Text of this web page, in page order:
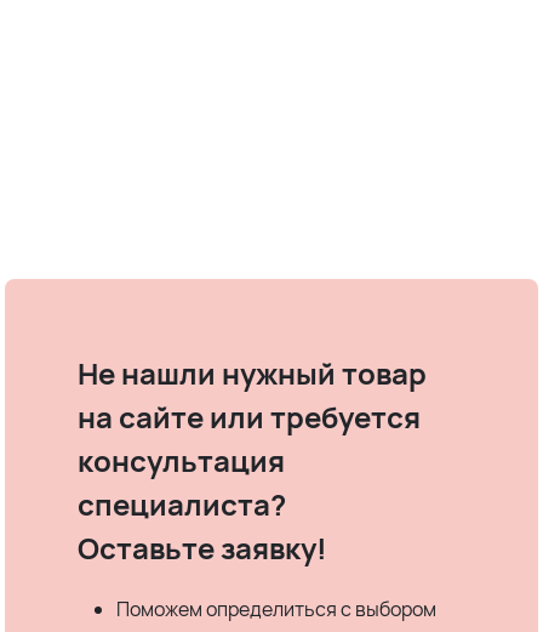
Не нашли нужный товар
на сайте или требуется
консультация
специалиста?
Оставьте заявку!
Поможем определиться с выбором